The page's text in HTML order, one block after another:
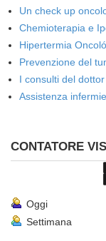
Un check up
Chemioterapia e
Hipertermia
Prevenzione del
I consulti del
Assistenza
CONTATORE
Oggi
Settimana